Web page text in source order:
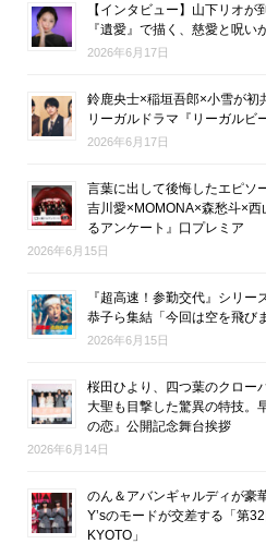
【インタビュー】山下リオ
『遺愛』で描く、慈愛と呪い
2026年6月17日
鈴鹿央士×稲垣吾郎×小雪が
リーガルドラマ『リーガルビ
2026年6月17日
言葉に出して後悔したエピソ
吉川愛×MOMONA×森愁斗×
るアンケート』口プレミア
2026年6月15日
『超高速！参勤交代』シリ
恭子ら集結「今回は空を飛び
2026年6月15日
桜田ひより、四つ葉のクロー
大聖も目撃した驚異の特技。
の恋』公開記念舞台挨拶
2026年6月14日
のん＆アバンギャルディが豪
Y’sのモードが交差する「第
KYOTO」